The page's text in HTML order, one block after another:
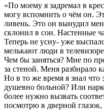
«По моему я задремал в
могу вспомнить о чём он.
ливень. Это он вынудил
склонил в сон. Настенные
Теперь не усну- уже
мелькают люди в
Чем бы заняться? Мне по
за стеной. Меня разбирало
Но в то же время я знал
душевно больной? Или
более нужно вызвать
посмотрю в дверной глазок,